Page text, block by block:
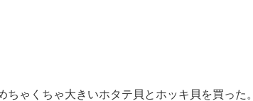
ゃくちゃ大きいホタテ貝とホッキ貝を買った。